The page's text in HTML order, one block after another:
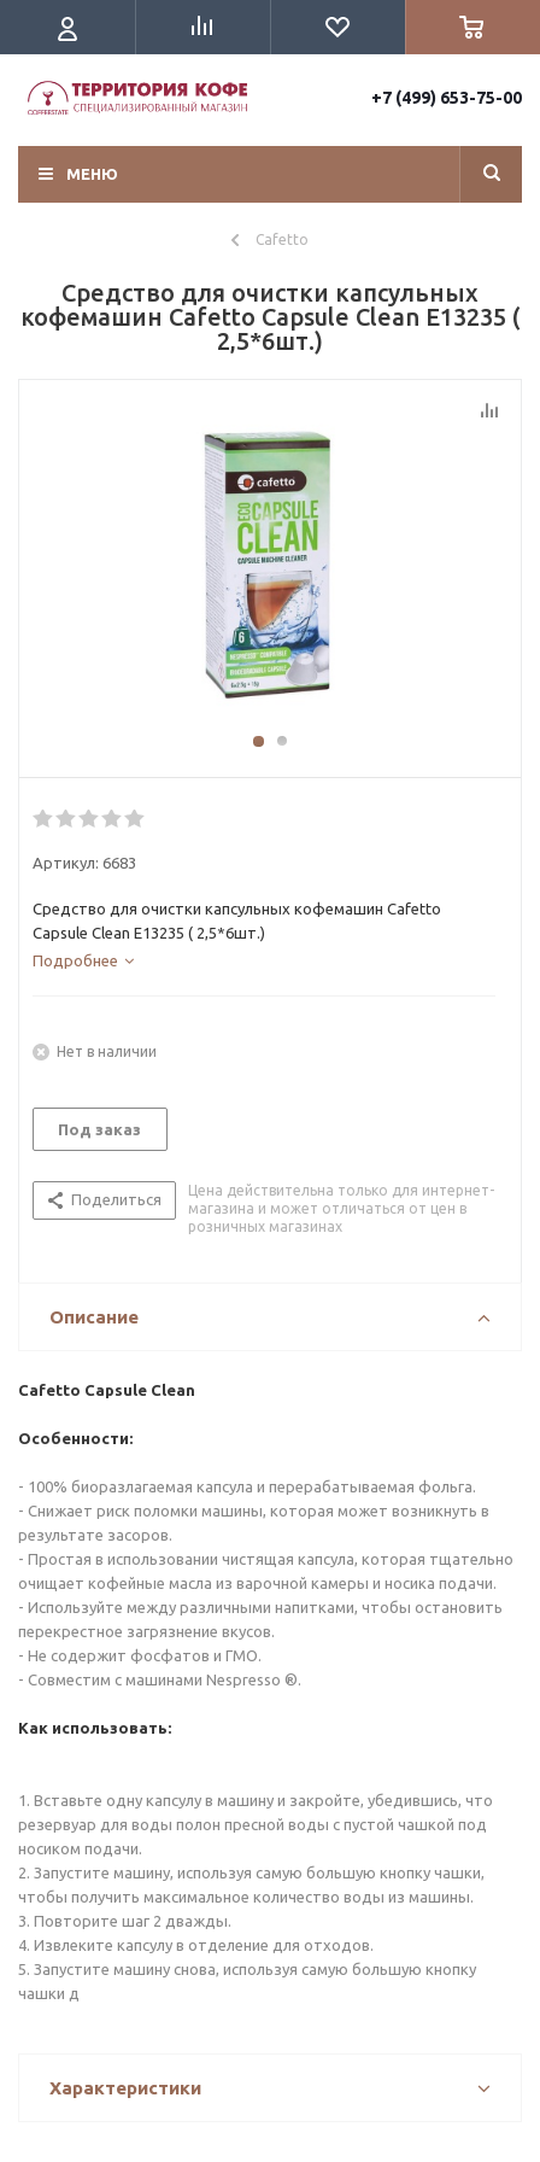
+7 (499) 653-75-00
МЕНЮ
Cafetto
Средство для очистки капсульных
кофемашин Cafetto Capsule Clean E13235 (
2,5*6шт.)
Артикул: 6683
Средство для очистки капсульных кофемашин Cafetto
Capsule Clean E13235 ( 2,5*6шт.)
Подробнее
Нет в наличии
Под заказ
Поделиться
Цена действительна только для интернет-
магазина и может отличаться от цен в
розничных магазинах
Описание
Cafetto Capsule Clean
Особенности:
- 100% биоразлагаемая капсула и перерабатываемая фольга.
- Снижает риск поломки машины, которая может возникнуть в
результате засоров.
- Простая в использовании чистящая капсула, которая тщательно
очищает кофейные масла из варочной камеры и носика подачи.
- Используйте между различными напитками, чтобы остановить
перекрестное загрязнение вкусов.
- Не содержит фосфатов и ГМО.
- Совместим с машинами Nespresso ®.
Как использовать:
1. Вставьте одну капсулу в машину и закройте, убедившись, что
резервуар для воды полон пресной воды с пустой чашкой под
носиком подачи.
2. Запустите машину, используя самую большую кнопку чашки,
чтобы получить максимальное количество воды из машины.
3. Повторите шаг 2 дважды.
4. Извлеките капсулу в отделение для отходов.
5. Запустите машину снова, используя самую большую кнопку
чашки д
Характеристики